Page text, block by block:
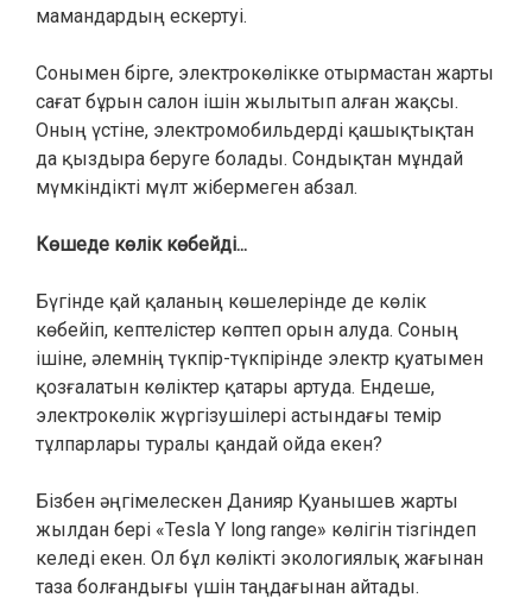
мамандардың ескертуі.
Сонымен бірге, электрокөлікке отырмастан жарты
сағат бұрын салон ішін жылытып алған жақсы.
Оның үстіне, электромобильдерді қашықтықтан
да қыздыра беруге болады. Сондықтан мұндай
мүмкіндікті мүлт жібермеген абзал.
Көшеде көлік көбейді...
Бүгінде қай қаланың көшелерінде де көлік
көбейіп, кептелістер көптеп орын алуда. Соның
ішіне, әлемнің түкпір-түкпірінде электр қуатымен
қозғалатын көліктер қатары артуда. Ендеше,
электрокөлік жүргізушілері астындағы темір
тұлпарлары туралы қандай ойда екен?
Бізбен әңгімелескен Данияр Қуанышев жарты
жылдан бері «Tesla Y long range» көлігін тізгіндеп
келеді екен. Ол бұл көлікті экологиялық жағынан
таза болғандығы үшін таңдағынан айтады.